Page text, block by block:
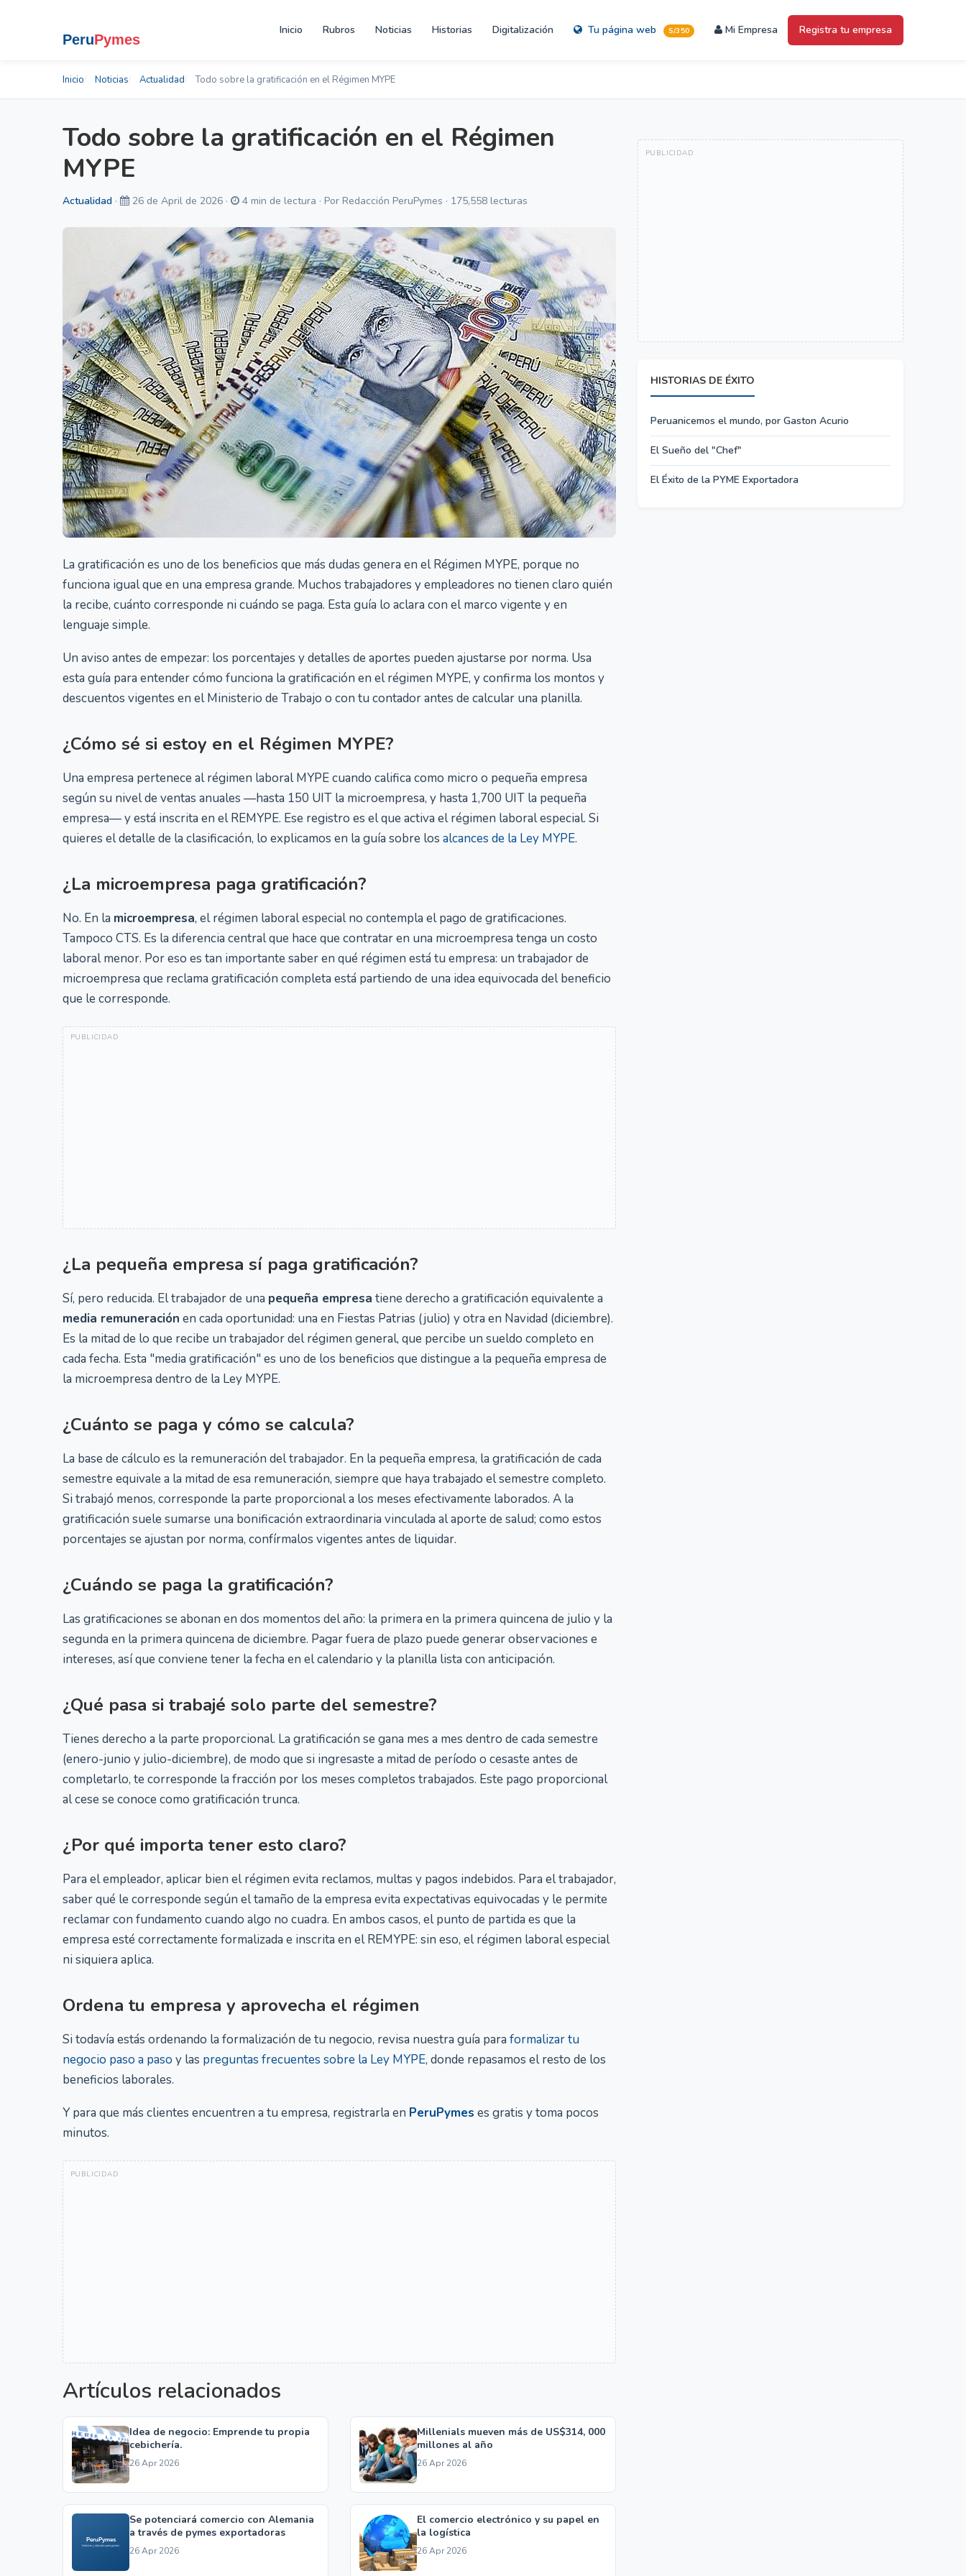
Inicio Rubros Noticias Historias Digitalización Tu página web S/350 Mi Empresa Registra tu empresa
Inicio Noticias Actualidad Todo sobre la gratificación en el Régimen MYPE
Todo sobre la gratificación en el Régimen
MYPE
Actualidad · 26 de April de 2026 · 4 min de lectura · Por Redacción PeruPymes · 175,558 lecturas
La gratificación es uno de los beneficios que más dudas genera en el Régimen MYPE, porque no
funciona igual que en una empresa grande. Muchos trabajadores y empleadores no tienen claro quién
la recibe, cuánto corresponde ni cuándo se paga. Esta guía lo aclara con el marco vigente y en
lenguaje simple.
Un aviso antes de empezar: los porcentajes y detalles de aportes pueden ajustarse por norma. Usa
esta guía para entender cómo funciona la gratificación en el régimen MYPE, y confirma los montos y
descuentos vigentes en el Ministerio de Trabajo o con tu contador antes de calcular una planilla.
¿Cómo sé si estoy en el Régimen MYPE?
Una empresa pertenece al régimen laboral MYPE cuando califica como micro o pequeña empresa
según su nivel de ventas anuales —hasta 150 UIT la microempresa, y hasta 1,700 UIT la pequeña
empresa— y está inscrita en el REMYPE. Ese registro es el que activa el régimen laboral especial. Si
quieres el detalle de la clasificación, lo explicamos en la guía sobre los alcances de la Ley MYPE.
¿La microempresa paga gratificación?
No. En la microempresa, el régimen laboral especial no contempla el pago de gratificaciones.
Tampoco CTS. Es la diferencia central que hace que contratar en una microempresa tenga un costo
laboral menor. Por eso es tan importante saber en qué régimen está tu empresa: un trabajador de
microempresa que reclama gratificación completa está partiendo de una idea equivocada del beneficio
que le corresponde.
¿La pequeña empresa sí paga gratificación?
Sí, pero reducida. El trabajador de una pequeña empresa tiene derecho a gratificación equivalente a
media remuneración en cada oportunidad: una en Fiestas Patrias (julio) y otra en Navidad (diciembre).
Es la mitad de lo que recibe un trabajador del régimen general, que percibe un sueldo completo en
cada fecha. Esta "media gratificación" es uno de los beneficios que distingue a la pequeña empresa de
la microempresa dentro de la Ley MYPE.
¿Cuánto se paga y cómo se calcula?
La base de cálculo es la remuneración del trabajador. En la pequeña empresa, la gratificación de cada
semestre equivale a la mitad de esa remuneración, siempre que haya trabajado el semestre completo.
Si trabajó menos, corresponde la parte proporcional a los meses efectivamente laborados. A la
gratificación suele sumarse una bonificación extraordinaria vinculada al aporte de salud; como estos
porcentajes se ajustan por norma, confírmalos vigentes antes de liquidar.
¿Cuándo se paga la gratificación?
Las gratificaciones se abonan en dos momentos del año: la primera en la primera quincena de julio y la
segunda en la primera quincena de diciembre. Pagar fuera de plazo puede generar observaciones e
intereses, así que conviene tener la fecha en el calendario y la planilla lista con anticipación.
¿Qué pasa si trabajé solo parte del semestre?
Tienes derecho a la parte proporcional. La gratificación se gana mes a mes dentro de cada semestre
(enero-junio y julio-diciembre), de modo que si ingresaste a mitad de período o cesaste antes de
completarlo, te corresponde la fracción por los meses completos trabajados. Este pago proporcional
al cese se conoce como gratificación trunca.
¿Por qué importa tener esto claro?
Para el empleador, aplicar bien el régimen evita reclamos, multas y pagos indebidos. Para el trabajador,
saber qué le corresponde según el tamaño de la empresa evita expectativas equivocadas y le permite
reclamar con fundamento cuando algo no cuadra. En ambos casos, el punto de partida es que la
empresa esté correctamente formalizada e inscrita en el REMYPE: sin eso, el régimen laboral especial
ni siquiera aplica.
Ordena tu empresa y aprovecha el régimen
Si todavía estás ordenando la formalización de tu negocio, revisa nuestra guía para formalizar tu
negocio paso a paso y las preguntas frecuentes sobre la Ley MYPE, donde repasamos el resto de los
beneficios laborales.
Y para que más clientes encuentren a tu empresa, registrarla en PeruPymes es gratis y toma pocos
minutos.
Artículos relacionados
Idea de negocio: Emprende tu propia
cebichería.
26 Apr 2026
Millenials mueven más de US$314, 000
millones al año
26 Apr 2026
Se potenciará comercio con Alemania
a través de pymes exportadoras
26 Apr 2026
El comercio electrónico y su papel en
la logística
26 Apr 2026
HISTORIAS DE ÉXITO
Peruanicemos el mundo, por Gaston Acurio
El Sueño del "Chef"
El Éxito de la PYME Exportadora